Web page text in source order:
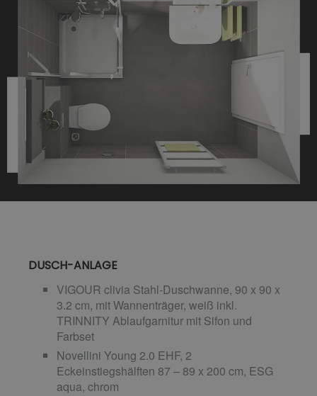
DUSCH-ANLAGE
VIGOUR clivia Stahl-Duschwanne, 90 x 90 x
3.2 cm, mit Wannenträger, weiß inkl.
TRINNITY Ablaufgarnitur mit Sifon und
Farbset
Novellini Young 2.0 EHF, 2
Eckeinstiegshälften 87 – 89 x 200 cm, ESG
aqua, chrom